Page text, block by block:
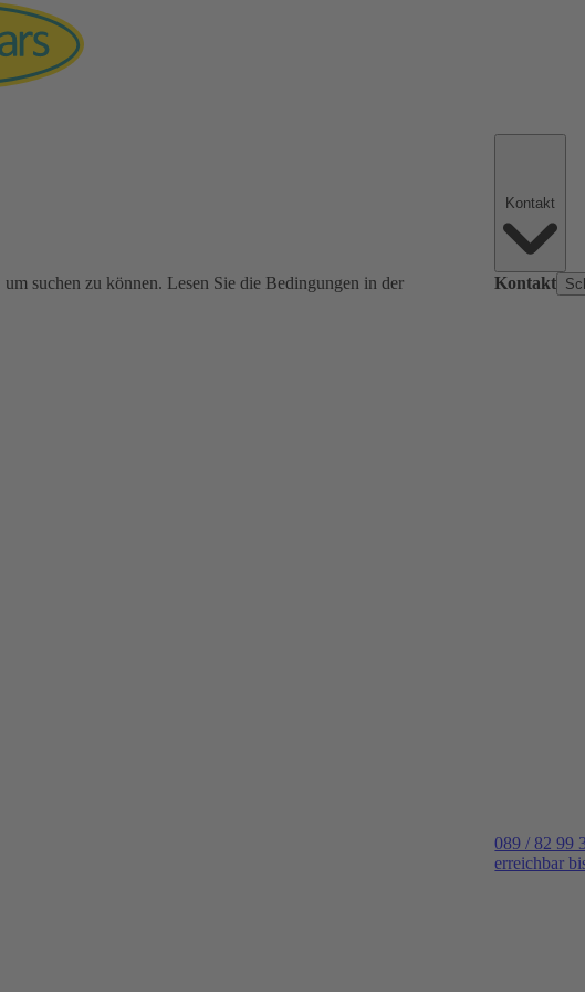
suchen zu können. Lesen Sie die Bedingungen in der
Kontakt
089 / 82 99
erreichbar